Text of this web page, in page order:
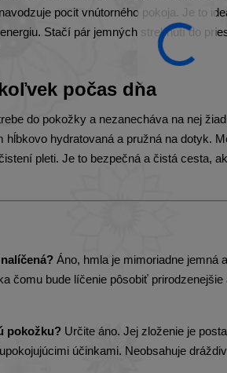
pocit vnútorného pokoja. Je to
Stačí pár jemných streknutí do
počas dňa
do pokožky a nezanecháva na nej
hĺbkovo hydratovaná a pružná na dotyk.
pleti. Je to bezpečná a čistá cesta,
Áno, hmla je mimoriadne jemná
čomu bude líčenie pôsobiť
pokožku? Určite áno. Jej zloženie je
účinkami. Neobsahuje